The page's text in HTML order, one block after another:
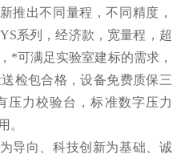
推出不同量程，不同精度，
系列，经济款，宽量程，超
*可满足实验室建标的需求，
检包合格，设备免费质保三
压力校验台，标准数字压力
。
导向、科技创新为基础、诚